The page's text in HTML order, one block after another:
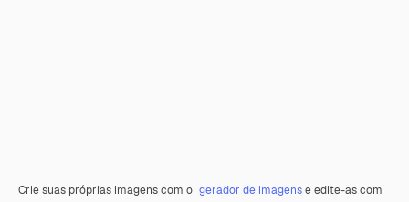
Crie suas próprias imagens com o gerador de imagense edite-as com